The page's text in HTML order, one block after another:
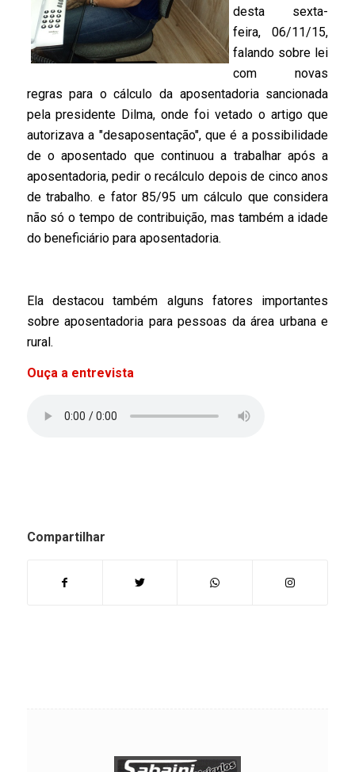
desta sexta-
feira, 06/11/15,
falando sobre lei
com novas
regras para o cálculo da aposentadoria sancionada
pela presidente Dilma, onde foi vetado o artigo que
autorizava a "desaposentação", que é a possibilidade
de o aposentado que continuou a trabalhar após a
aposentadoria, pedir o recálculo depois de cinco anos
de trabalho. e fator 85/95 um cálculo que considera
não só o tempo de contribuição, mas também a idade
do beneficiário para aposentadoria.
Ela destacou também alguns fatores importantes
sobre aposentadoria para pessoas da área urbana e
rural.
Ouça a entrevista
Compartilhar